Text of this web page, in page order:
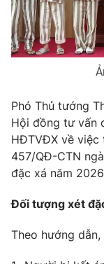
Phim VTV
Hậu trường
Khán giả
Giải sao mai
Giải trí
Sao
Du lịch
Làm đẹp
Chất lượng cuộc
Giáo dục
Tuyển sinh
Học trực tuyến
Công nghệ
Sản phẩm
Thị trường
Giao lưu trực
Lịch phát sóng
Phó Thủ tướng
Hội đồng tư vấn
HĐTVĐX về việc
457/QĐ-CTN
đặc xá năm
Đối tượng xét
Theo hướng